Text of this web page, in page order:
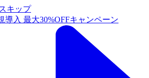
キップ
導入 最大30%OFFキャンペーン